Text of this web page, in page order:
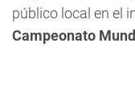
público local en el
Campeonato